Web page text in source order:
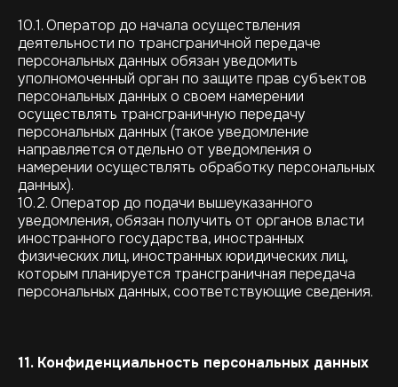
10.1. Оператор до начала осуществления
деятельности по трансграничной передаче
персональных данных обязан уведомить
уполномоченный орган по защите прав субъектов
персональных данных о своем намерении
осуществлять трансграничную передачу
персональных данных (такое уведомление
направляется отдельно от уведомления о
намерении осуществлять обработку персональных
данных).
10.2. Оператор до подачи вышеуказанного
уведомления, обязан получить от органов власти
иностранного государства, иностранных
физических лиц, иностранных юридических лиц,
которым планируется трансграничная передача
персональных данных, соответствующие сведения.
11. Конфиденциальность персональных данных